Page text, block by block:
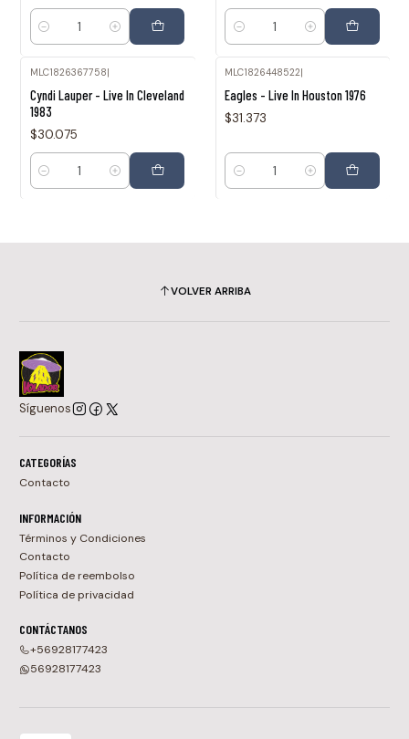
Cantidad Cantidad
MLC1826367758|
Cyndi Lauper - Live In Cleveland
1983
$30.075
Cantidad
MLC1826448522|
Eagles - Live In Houston 1976
$31.373
Cantidad
VOLVER ARRIBA
Síguenos
CATEGORÍAS
Contacto
INFORMACIÓN
Términos y Condiciones
Contacto
Política de reembolso
Política de privacidad
CONTÁCTANOS
+56928177423
56928177423